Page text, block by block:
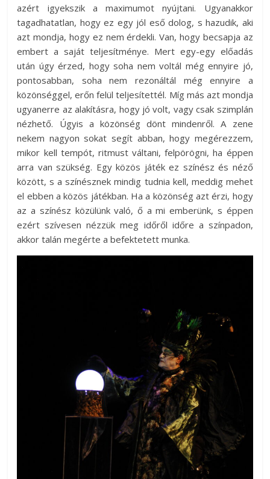
azért igyekszik a maximumot nyújtani. Ugyanakkor
tagadhatatlan, hogy ez egy jól eső dolog, s hazudik, aki
azt mondja, hogy ez nem érdekli. Van, hogy becsapja az
embert a saját teljesítménye. Mert egy-egy előadás
után úgy érzed, hogy soha nem voltál még ennyire jó,
pontosabban, soha nem rezonáltál még ennyire a
közönséggel, erőn felül teljesítettél. Míg más azt mondja
ugyanerre az alakításra, hogy jó volt, vagy csak szimplán
nézhető. Úgyis a közönség dönt mindenről. A zene
nekem nagyon sokat segít abban, hogy megérezzem,
mikor kell tempót, ritmust váltani, felpörögni, ha éppen
arra van szükség. Egy közös játék ez színész és néző
között, s a színésznek mindig tudnia kell, meddig mehet
el ebben a közös játékban. Ha a közönség azt érzi, hogy
az a színész közülünk való, ő a mi emberünk, s éppen
ezért szívesen nézzük meg időről időre a színpadon,
akkor talán megérte a befektetett munka.